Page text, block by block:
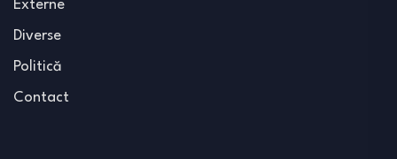
Externe
Diverse
Politică
Contact